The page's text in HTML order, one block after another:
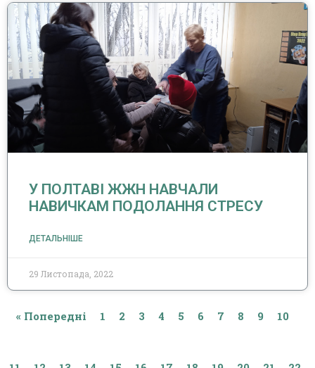
У ПОЛТАВІ ЖЖН НАВЧАЛИ
НАВИЧКАМ ПОДОЛАННЯ СТРЕСУ
ДЕТАЛЬНІШЕ
29 Листопада, 2022
« Попередні 1 2 3 4 5 6 7 8 9 10